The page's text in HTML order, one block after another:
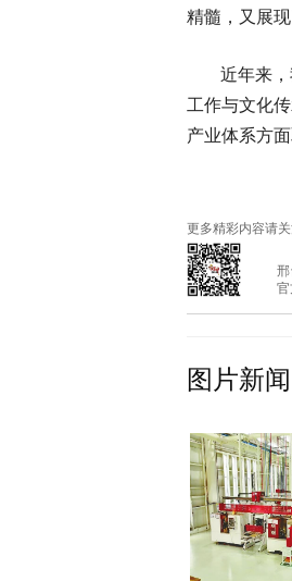
精髓，又展
近年来
工作与文化
产业体系方
更多精彩内容请
			邢台网
			官方微信
图片新闻